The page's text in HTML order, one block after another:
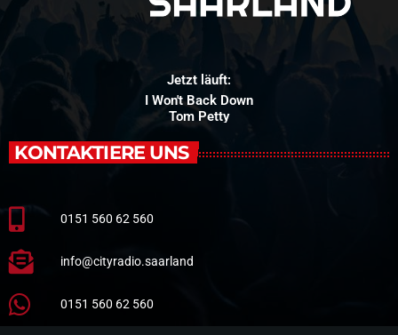
Jetzt läuft:
I Won't Back Down
Tom Petty
KONTAKTIERE UNS
0151 560 62 560
info@cityradio.saarland
0151 560 62 560